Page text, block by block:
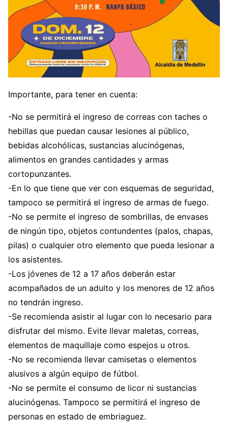
Importante, para tener en cuenta:
-No se permitirá el ingreso de correas con taches o
hebillas que puedan causar lesiones al público,
bebidas alcohólicas, sustancias alucinógenas,
alimentos en grandes cantidades y armas
cortopunzantes.
-En lo que tiene que ver con esquemas de seguridad,
tampoco se permitirá el ingreso de armas de fuego.
-No se permite el ingreso de sombrillas, de envases
de ningún tipo, objetos contundentes (palos, chapas,
pilas) o cualquier otro elemento que pueda lesionar a
los asistentes.
-Los jóvenes de 12 a 17 años deberán estar
acompañados de un adulto y los menores de 12 años
no tendrán ingreso.
-Se recomienda asistir al lugar con lo necesario para
disfrutar del mismo. Evite llevar maletas, correas,
elementos de maquillaje como espejos u otros.
-No se recomienda llevar camisetas o elementos
alusivos a algún equipo de fútbol.
-No se permite el consumo de licor ni sustancias
alucinógenas. Tampoco se permitirá el ingreso de
personas en estado de embriaguez.